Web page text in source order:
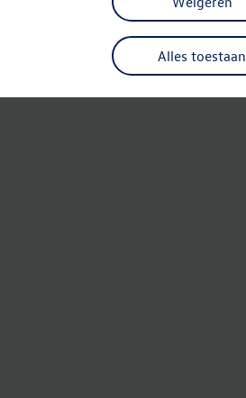
Alles toestaan
Refresh